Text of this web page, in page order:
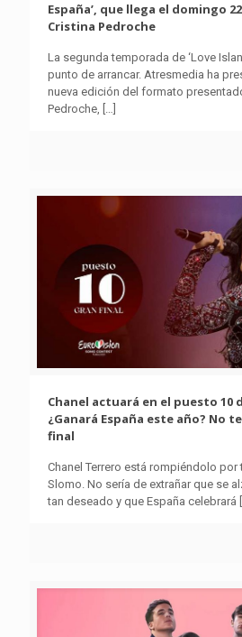
España’, que llega el domingo
Cristina Pedroche
La segunda temporada de ‘Love
punto de arrancar. Atresmedia ha
nueva edición del formato
Pedroche, […]
Chanel actuará en el puesto 10
¿Ganará España este año? No
final
Chanel Terrero está rompiéndolo por
Slomo. No sería de extrañar que se
tan deseado y que España celebrará